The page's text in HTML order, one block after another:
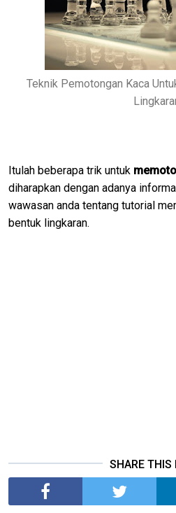
Teknik Pemotongan Kaca
Itulah beberapa trik untuk
diharapkan dengan adanya
wawasan anda tentang tutorial
bentuk lingkaran.
SHARE THIS